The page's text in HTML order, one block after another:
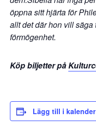
öppna sitt hjärta för
allt det där hon vill
förmögenhet.
Köp biljetter på
Lägg till i kalender